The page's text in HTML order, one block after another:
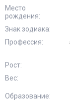
Место
рождения:
Знак зодиака:
Профессия:
Рост:
Вес:
Образование: